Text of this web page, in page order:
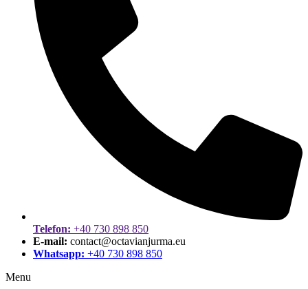
Telefon: +40 730 898 850
E-mail: contact@octavianjurma.eu
Whatsapp: +40 730 898 850
Menu